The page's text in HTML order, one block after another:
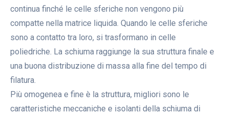
continua finché le celle sferiche non vengono più
compatte nella matrice liquida. Quando le celle sferiche
sono a contatto tra loro, si trasformano in celle
poliedriche. La schiuma raggiunge la sua struttura finale e
una buona distribuzione di massa alla fine del tempo di
filatura.
Più omogenea e fine è la struttura, migliori sono le
caratteristiche meccaniche e isolanti della schiuma di